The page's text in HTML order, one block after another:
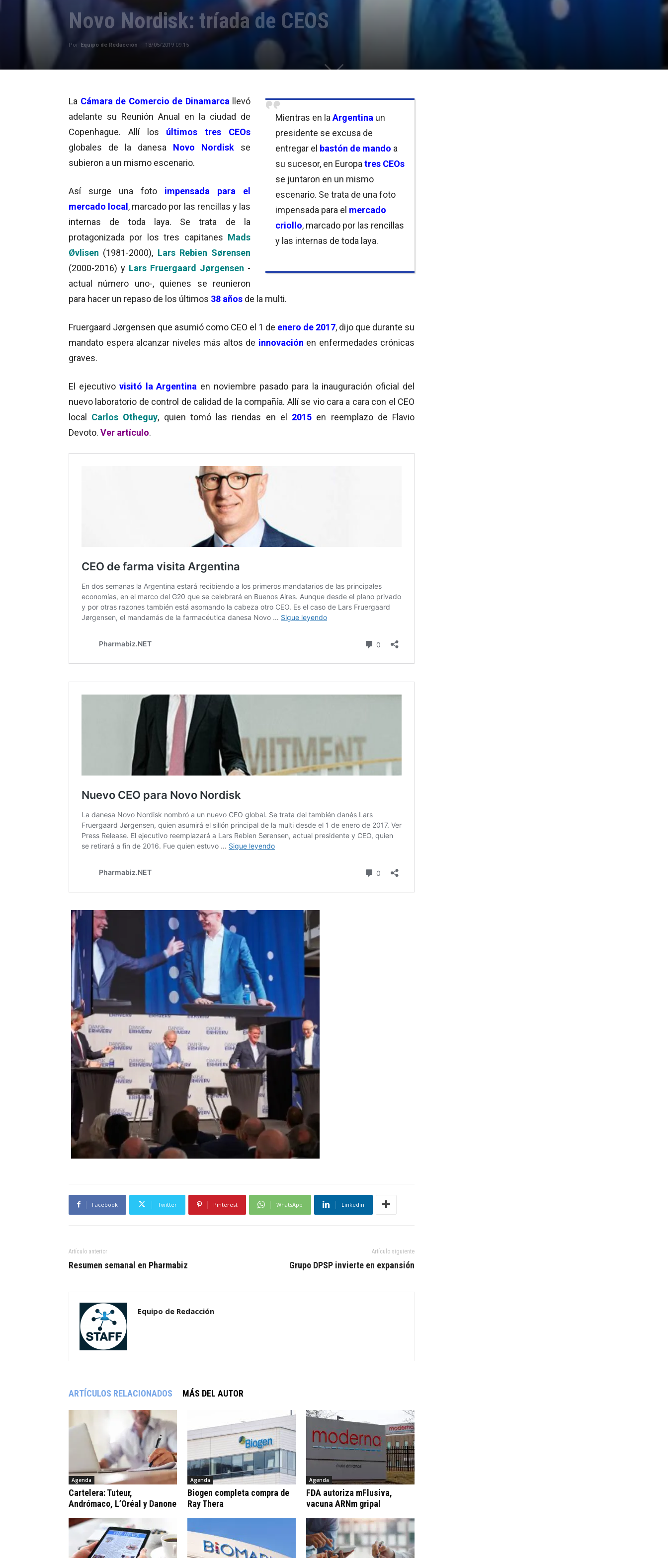
Novo Nordisk: tríada de CEOS
Por Equipo de Redacción - 13/05/2019 09:15
Mientras en la Argentina un
presidente se excusa de
entregar el bastón de mando a
su sucesor, en Europa tres CEOs
se juntaron en un mismo
escenario. Se trata de una foto
impensada para el mercado
criollo, marcado por las rencillas
y las internas de toda laya.
La Cámara de Comercio de Dinamarca llevó
adelante su Reunión Anual en la ciudad de
Copenhague. Allí los últimos tres CEOs
globales de la danesa Novo Nordisk se
subieron a un mismo escenario.
Así surge una foto impensada para el
mercado local, marcado por las rencillas y las
internas de toda laya. Se trata de la
protagonizada por los tres capitanes Mads
Øvlisen (1981-2000), Lars Rebien Sørensen
(2000-2016) y Lars Fruergaard Jørgensen -
actual número uno-, quienes se reunieron
para hacer un repaso de los últimos 38 años de la multi.
Fruergaard Jørgensen que asumió como CEO el 1 de enero de 2017, dijo que durante su
mandato espera alcanzar niveles más altos de innovación en enfermedades crónicas
graves.
El ejecutivo visitó la Argentina en noviembre pasado para la inauguración oficial del
nuevo laboratorio de control de calidad de la compañía. Allí se vio cara a cara con el CEO
local Carlos Otheguy, quien tomó las riendas en el 2015 en reemplazo de Flavio
Devoto. Ver artículo.
Facebook Twitter Pinterest WhatsApp Linkedin
Artículo anterior
Resumen semanal en Pharmabiz
Artículo siguiente
Grupo DPSP invierte en expansión
Equipo de Redacción
ARTÍCULOS RELACIONADOS MÁS DEL AUTOR
Agenda
Cartelera: Tuteur,
Andrómaco, L’Oréal y Danone
Agenda
Biogen completa compra de
Ray Thera
Agenda
FDA autoriza mFlusiva,
vacuna ARNm gripal